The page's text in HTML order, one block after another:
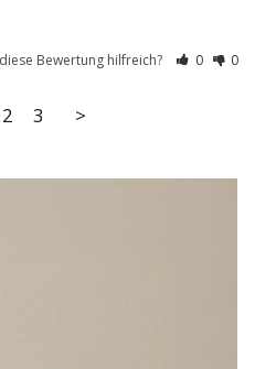
Bewertung hilfreich? 0 0
2 3 >